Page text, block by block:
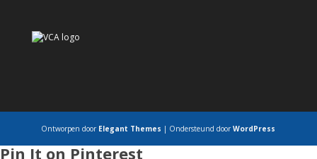
Ontworpen door Elegant Themes | Ondersteund doorWordPress
Pin It on Pinterest